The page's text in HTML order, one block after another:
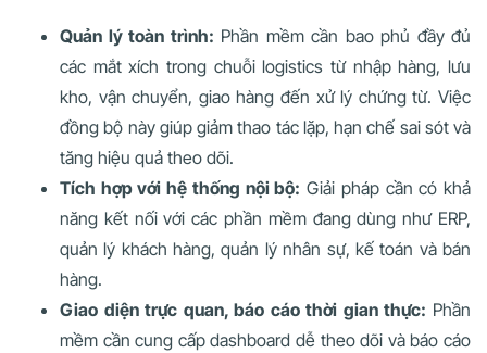
Quản lý toàn trình: Phần mềm cần bao phủ đầy đủ
các mắt xích trong chuỗi logistics từ nhập hàng, lưu
kho, vận chuyển, giao hàng đến xử lý chứng từ. Việc
đồng bộ này giúp giảm thao tác lặp, hạn chế sai sót và
tăng hiệu quả theo dõi.
Tích hợp với hệ thống nội bộ: Giải pháp cần có khả
năng kết nối với các phần mềm đang dùng như ERP,
quản lý khách hàng, quản lý nhân sự, kế toán và bán
hàng.
Giao diện trực quan, báo cáo thời gian thực: Phần
mềm cần cung cấp dashboard dễ theo dõi và báo cáo